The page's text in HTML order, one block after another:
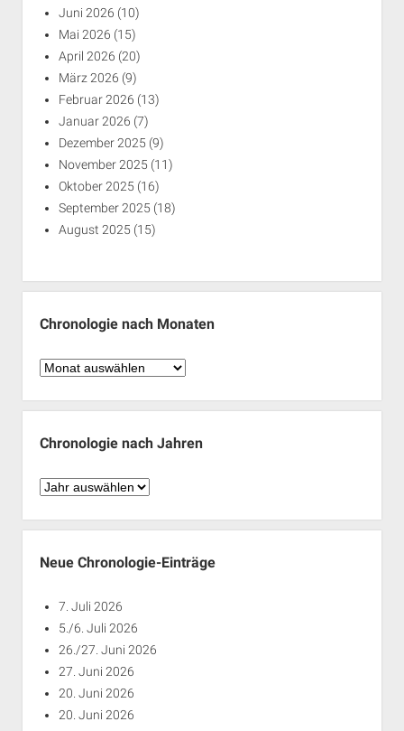
Juni 2026 (10)
Mai 2026 (15)
April 2026 (20)
März 2026 (9)
Februar 2026 (13)
Januar 2026 (7)
Dezember 2025 (9)
November 2025 (11)
Oktober 2025 (16)
September 2025 (18)
August 2025 (15)
Chronologie nach Monaten
Chronologie
Monaten
Chronologie nach Jahren
Chronologie
Jahren
Neue Chronologie-Einträge
7. Juli 2026
5./6. Juli 2026
26./27. Juni 2026
27. Juni 2026
20. Juni 2026
20. Juni 2026